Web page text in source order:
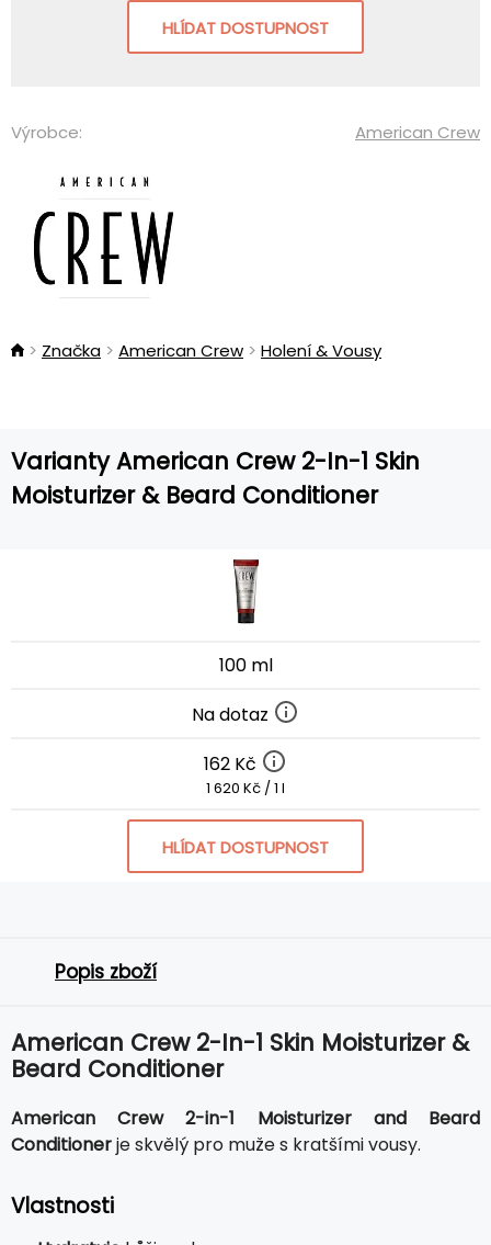
HLÍDAT DOSTUPNOST
Výrobce: American Crew
Značka American Crew Holení & Vousy
Varianty American Crew 2-In-1 Skin
Moisturizer & Beard Conditioner
100 ml
Na dotaz
162 Kč
1 620 Kč / 1 l
HLÍDAT DOSTUPNOST
Popis zboží
American Crew 2-In-1 Skin Moisturizer &
Beard Conditioner
American Crew 2-in-1 Moisturizer and Beard
Conditionerje skvělý pro muže s kratšími vousy.
Vlastnosti